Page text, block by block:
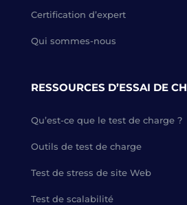
Certification d’expert
Qui sommes-nous
RESSOURCES D’ESSAI DE
Qu’est-ce que le test de charge ?
Outils de test de charge
Test de stress de site Web
Test de scalabilité